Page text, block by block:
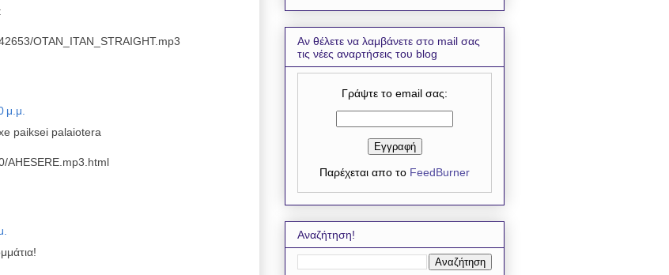
OTAN_ITAN_STRAIGHT.mp3
μ.μ.
paiksei palaiotera
AHESERE.mp3.html
Αν θέλετε να λαμβάνετε στο mail σας
τις νέες αναρτήσεις του blog
Γράψτε το email σας:
Παρέχεται απο το FeedBurner
Αναζήτηση!